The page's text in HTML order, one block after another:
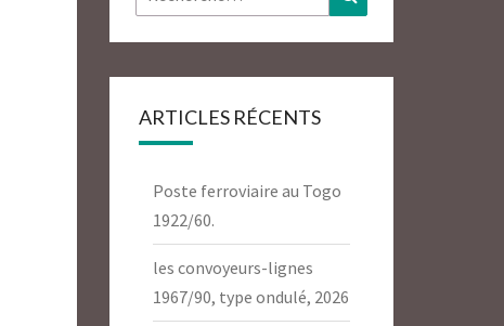
ARTICLES RÉCENTS
Poste ferroviaire au Togo
1922/60.
les convoyeurs-lignes
1967/90, type ondulé, 2026